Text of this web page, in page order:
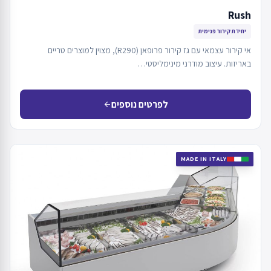
Rush
יחידת קירור פנימית
אי קירור עצמאי עם גז קירור פרופאן (R290), מצוין למוצרים טריים
באריזות. עיצוב מודרני מינימליסטי…
לפרטים נוספיםarrow_back
MADE IN ITALY